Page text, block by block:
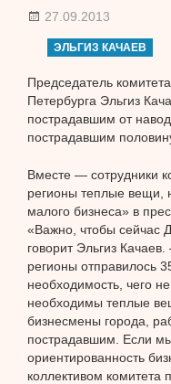
27.09.2013
ЭЛЬГИЗ КАЧАЕВ
Председатель
Петербурга Эльгиз
пострадавшим от
пострадавшим
Вместе — сотрудники
регионы теплые вещи,
малого бизнеса» в
«Важно, чтобы сейчас
говорит Эльгиз
регионы отправилось
необходимость, чего
необходимы теплые
бизнесмены города,
пострадавшим. Если
ориентированность
коллективом комитета